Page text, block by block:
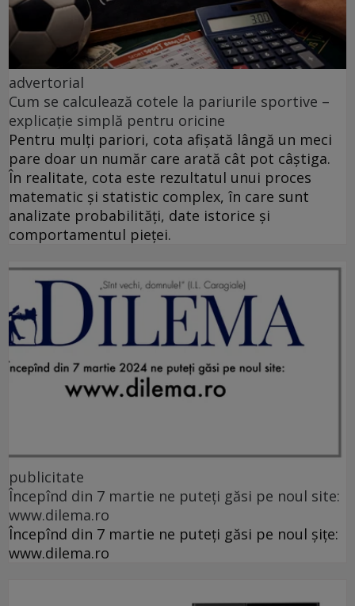
advertorial
Cum se calculează cotele la pariurile sportive –
explicație simplă pentru oricine
Pentru mulți pariori, cota afișată lângă un meci
pare doar un număr care arată cât pot câștiga.
În realitate, cota este rezultatul unui proces
matematic și statistic complex, în care sunt
analizate probabilități, date istorice și
comportamentul pieței.
publicitate
Începînd din 7 martie ne puteți găsi pe noul site:
www.dilema.ro
Începînd din 7 martie ne puteți găsi pe noul șițe:
www.dilema.ro